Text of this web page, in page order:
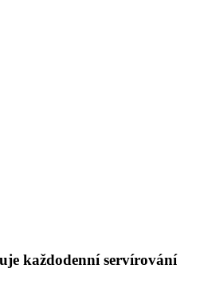
každodenní servírování